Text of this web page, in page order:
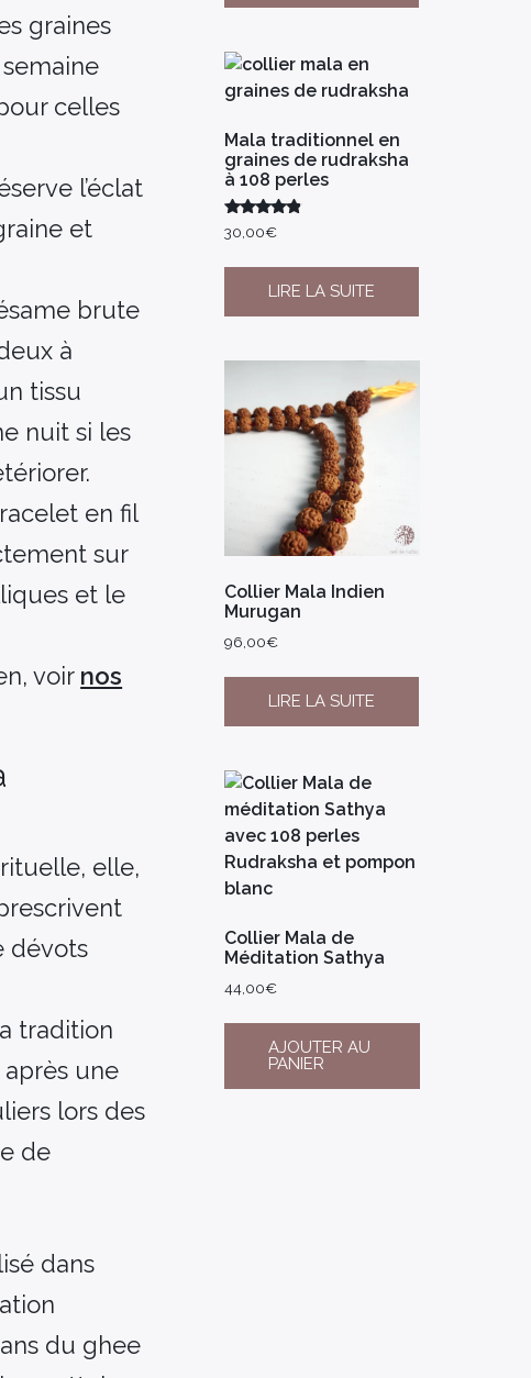
graines
celles
l’éclat
et
brute
à
tissu
nuit si les
en fil
sur
et le
voir nos
elle,
dévots
tradition
après une
lors des
de
dans
du ghee
Mala traditionnel en
graines de rudraksha
à 108 perles
Note
4.67
30,00€
LIRE LA SUITE
Collier Mala Indien
Murugan
96,00€
LIRE LA SUITE
Collier Mala de
Méditation Sathya
44,00€
AJOUTER AU
PANIER